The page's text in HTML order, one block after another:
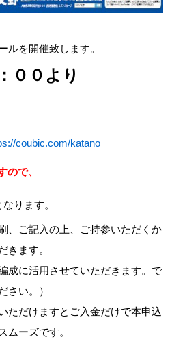
ルを開催致します。
００より
coubic.com/katano
ので、
なります。
、ご記入の上、ご持参いただくか
きます。
成に活用させていただきます。で
さい。）
ただけますとご入金だけで本申込
ムーズです。